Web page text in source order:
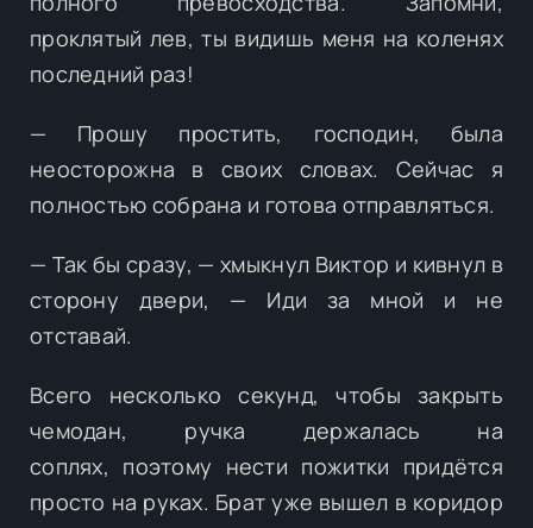
проклятый лев, ты видишь меня на коленях
последний раз!
— Прошу простить, господин, была
неосторожна в своих словах. Сейчас я
полностью собрана и готова отправляться.
— Так бы сразу, — хмыкнул Виктор и кивнул в
сторону двери, — Иди за мной и не
отставай.
Всего несколько секунд, чтобы закрыть
чемодан, ручка держалась на
соплях, поэтому нести пожитки придётся
просто на руках. Брат уже вышел в коридор